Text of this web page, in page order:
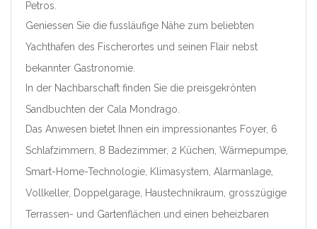
|-Navarra
Comunitat Valenciana
|-Alicante/Alacant
|-Castellón/Castelló
|-Valencia/València
Deutschland
Petros.
Geniessen Sie die fussläufige Nähe zum beliebten
Yachthafen des Fischerortes und seinen Flair nebst
bekannter Gastronomie.
In der Nachbarschaft finden Sie die preisgekrönten
Sandbuchten der Cala Mondrago.
Das Anwesen bietet Ihnen ein impressionantes Foyer, 6
Schlafzimmern, 8 Badezimmer, 2 Küchen, Wärmepumpe,
Smart-Home-Technologie, Klimasystem, Alarmanlage,
Vollkeller, Doppelgarage, Haustechnikraum, grosszügige
Terrassen- und Gartenflächen und einen beheizbaren